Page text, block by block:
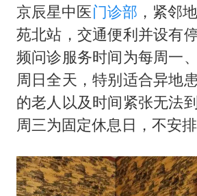
京辰星中医门诊部 ，紧邻
苑北站，交通便利并设有
频问诊服务时间为每周一
周日全天，特别适合异地
的老人以及时间紧张无法
周三为固定休息日，不安排